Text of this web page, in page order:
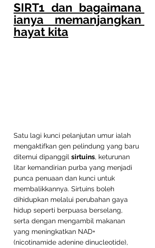
SIRT1 dan bagaimana
ianya memanjangkan
hayat kita
Satu lagi kunci pelanjutan umur ialah
mengaktifkan gen pelindung yang baru
ditemui dipanggil sirtuins, keturunan
litar kemandirian purba yang menjadi
punca penuaan dan kunci untuk
membalikkannya. Sirtuins boleh
dihidupkan melalui perubahan gaya
hidup seperti berpuasa berselang,
serta dengan mengambil makanan
yang meningkatkan NAD+
(nicotinamide adenine dinucleotide),